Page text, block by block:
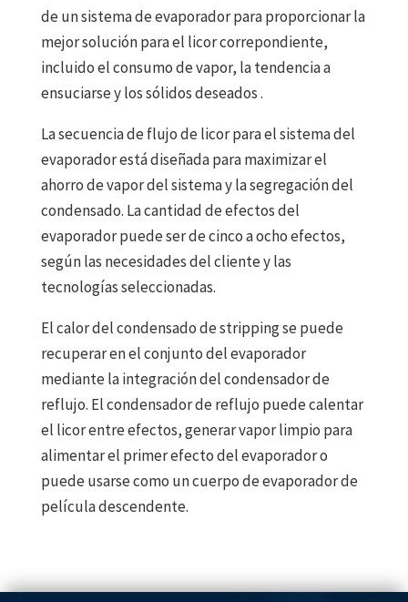
de un sistema de evaporador para proporcionar la
mejor solución para el licor correpondiente,
incluido el consumo de vapor, la tendencia a
ensuciarse y los sólidos deseados .
La secuencia de flujo de licor para el sistema del
evaporador está diseñada para maximizar el
ahorro de vapor del sistema y la segregación del
condensado. La cantidad de efectos del
evaporador puede ser de cinco a ocho efectos,
según las necesidades del cliente y las
tecnologías seleccionadas.
El calor del condensado de stripping se puede
recuperar en el conjunto del evaporador
mediante la integración del condensador de
reflujo. El condensador de reflujo puede calentar
el licor entre efectos, generar vapor limpio para
alimentar el primer efecto del evaporador o
puede usarse como un cuerpo de evaporador de
película descendente.